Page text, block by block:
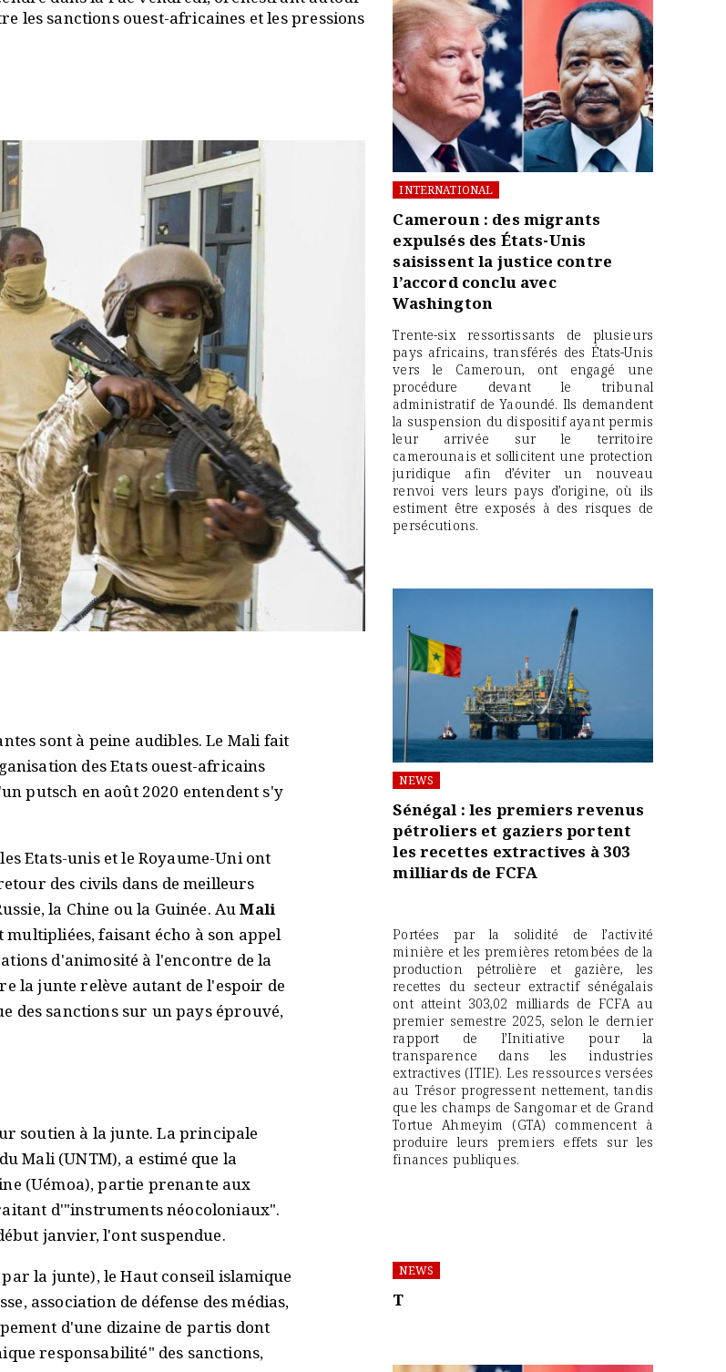
les sanctions ouest-africaines et les pressions
sont à peine audibles. Le Mali fait
des Etats ouest-africains
putsch en août 2020 entendent s'y
Etats-unis et le Royaume-Uni ont
des civils dans de meilleurs
la Chine ou la Guinée. AuMali
faisant écho à son appel
d'animosité à l'encontre de la
la junte relève autant de l'espoir de
des sanctions sur un pays éprouvé,
soutien à la junte. La principale
Mali (UNTM), a estimé que la
(Uémoa), partie prenante aux
d'"instruments néocoloniaux".
janvier, l'ont suspendue.
la junte), le Haut conseil islamique
association de défense des médias,
d'une dizaine de partis dont
responsabilité" des sanctions,
INTERNATIONAL
Cameroun : des migrants
expulsés des États-Unis
saisissent la justice contre
l’accord conclu avec
Washington
Trente-six ressortissants de plusieurs
pays africains, transférés des États-Unis
vers le Cameroun, ont engagé une
procédure devant le tribunal
administratif de Yaoundé. Ils demandent
la suspension du dispositif ayant permis
leur arrivée sur le territoire
camerounais et sollicitent une protection
juridique afin d’éviter un nouveau
renvoi vers leurs pays d’origine, où ils
estiment être exposés à des risques de
persécutions.
NEWS
Sénégal : les premiers revenus
pétroliers et gaziers portent
les recettes extractives à 303
milliards de FCFA
Portées par la solidité de l’activité
minière et les premières retombées de la
production pétrolière et gazière, les
recettes du secteur extractif sénégalais
ont atteint 303,02 milliards de FCFA au
premier semestre 2025, selon le dernier
rapport de l’Initiative pour la
transparence dans les industries
extractives (ITIE). Les ressources versées
au Trésor progressent nettement, tandis
que les champs de Sangomar et de Grand
Tortue Ahmeyim (GTA) commencent à
produire leurs premiers effets sur les
finances publiques.
NEWS
T